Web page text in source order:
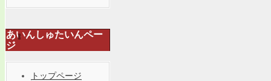
あいんしゅたいんペー
ジ
トップページ